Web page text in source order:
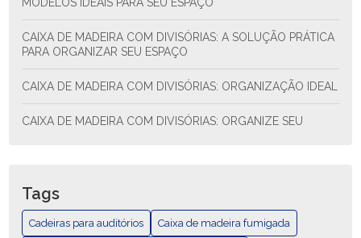
CAIXA DE MADEIRA COM DIVISÓRIAS: A SOLUÇÃO PRÁTICA
PARA ORGANIZAR SEU ESPAÇO
CAIXA DE MADEIRA COM DIVISÓRIAS: ORGANIZAÇÃO IDEAL
CAIXA DE MADEIRA COM DIVISÓRIAS: ORGANIZE SEU
PARA ORGANIZAR SEU ESPAÇO
CAIXA DE MADEIRA EXPORTAÇÃO: COMO ESCOLHER E AS
MELHORES PRÁTICAS
Tags
Cadeiras para auditórios Caixa de madeira fumigada